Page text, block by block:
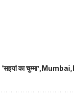
‘सइयां का चुम्मा’ Mumbai